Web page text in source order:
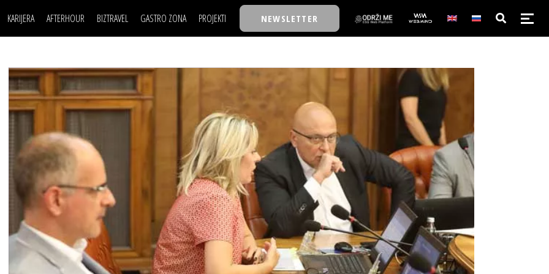
KARIJERA
LJUDI (HR)
MOJ UGAO
KNOW-HOW
AFTERHOUR
KNJIGE
AUTO SVET
WELLBEING
BIZTRAVEL GASTRO ZONA PROJEKTI
TASTY TALKS
30 ISPOD 30
BACK TO OFFICE/SCHOOL
BIZBENDOVI
BIZKOLEGIJUM
BMW BIZNIS LIGA
BIZLIFE WEEK
IZJAVA GODINE
NEWSLETTER
POSAO
MOJ UGAO
USAVRŠAVANJE
KNOW-HOW
FILM I SCENA
AUTO SVET
STIL
WELLBEING
NAJKOLEGA
30 ISPOD 30
BACK TO OFFICE/SCHOOL
BIZBENDOVI
BIZKOLEGIJUM
BMW BIZNIS LIGA
BIZLIFE WEEK
IZJAVA GODINE